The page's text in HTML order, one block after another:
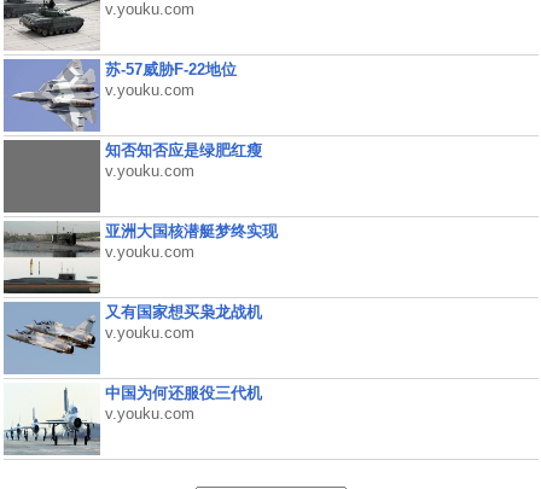
v.youku.com
苏-57威胁F-22地位
v.youku.com
知否知否应是绿肥红瘦
v.youku.com
亚洲大国核潜艇梦终实现
v.youku.com
又有国家想买枭龙战机
v.youku.com
中国为何还服役三代机
v.youku.com